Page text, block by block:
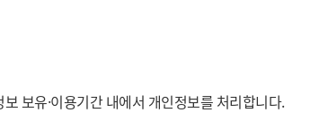
보유·이용기간 내에서 개인정보를 처리합니다.